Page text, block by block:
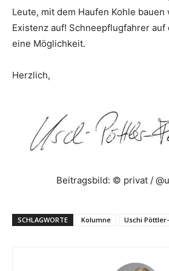
Leute, mit dem Haufen Kohle
Existenz auf! Schneepflugfahrer auf
eine Möglichkeit.
Herzlich,
Beitragsbild: © privat /
SCHLAGWORTE Kolumne Uschi